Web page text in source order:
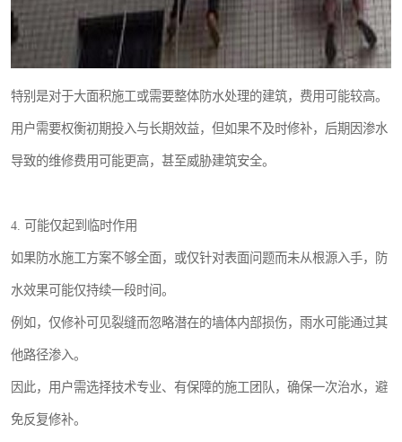
特别是对于大面积施工或需要整体防水处理的建筑，费用可能较高。
用户需要权衡初期投入与长期效益，但如果不及时修补，后期因渗水
导致的维修费用可能更高，甚至威胁建筑安全。
4. 可能仅起到临时作用
如果防水施工方案不够全面，或仅针对表面问题而未从根源入手，防
水效果可能仅持续一段时间。
例如，仅修补可见裂缝而忽略潜在的墙体内部损伤，雨水可能通过其
他路径渗入。
因此，用户需选择技术专业、有保障的施工团队，确保一次治水，避
免反复修补。